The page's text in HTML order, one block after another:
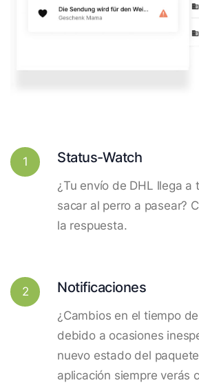
1 Status-Watch
¿Tu envío de DHL llega a
sacar al perro a pasear?
la respuesta.
2 Notificaciones
¿Cambios en el tiempo
debido a ocasiones
nuevo estado del
aplicación siempre verás